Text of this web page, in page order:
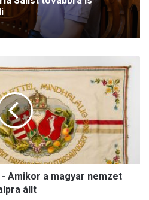
Amikor a magyar nemzet
állt